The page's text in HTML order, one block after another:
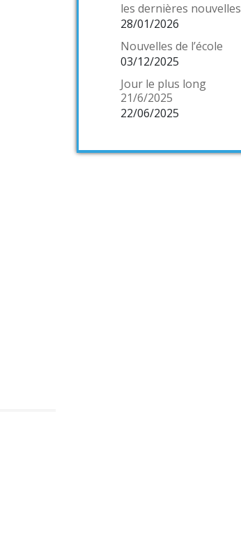
les dernières nouvelles
28/01/2026
Nouvelles de l’école
03/12/2025
Jour le plus long
21/6/2025
22/06/2025